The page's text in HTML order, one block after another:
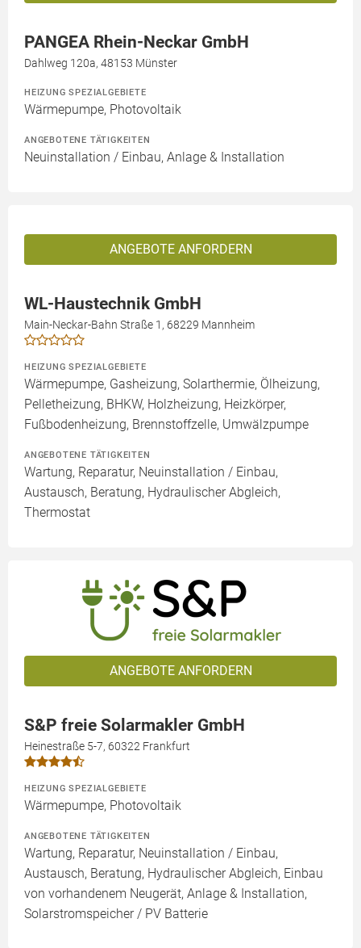
PANGEA Rhein-Neckar GmbH
Dahlweg 120a, 48153 Münster
HEIZUNG SPEZIALGEBIETE
Wärmepumpe, Photovoltaik
ANGEBOTENE TÄTIGKEITEN
Neuinstallation / Einbau, Anlage & Installation
ANGEBOTE ANFORDERN
WL-Haustechnik GmbH
Main-Neckar-Bahn Straße 1, 68229 Mannheim
HEIZUNG SPEZIALGEBIETE
Wärmepumpe, Gasheizung, Solarthermie, Ölheizung,
Pelletheizung, BHKW, Holzheizung, Heizkörper,
Fußbodenheizung, Brennstoffzelle, Umwälzpumpe
ANGEBOTENE TÄTIGKEITEN
Wartung, Reparatur, Neuinstallation / Einbau,
Austausch, Beratung, Hydraulischer Abgleich,
Thermostat
ANGEBOTE ANFORDERN
S&P freie Solarmakler GmbH
Heinestraße 5-7, 60322 Frankfurt
HEIZUNG SPEZIALGEBIETE
Wärmepumpe, Photovoltaik
ANGEBOTENE TÄTIGKEITEN
Wartung, Reparatur, Neuinstallation / Einbau,
Austausch, Beratung, Hydraulischer Abgleich, Einbau
von vorhandenem Neugerät, Anlage & Installation,
Solarstromspeicher / PV Batterie